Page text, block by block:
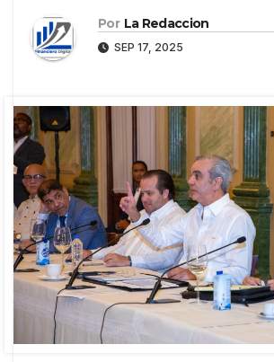
Por La Redaccion
SEP 17, 2025